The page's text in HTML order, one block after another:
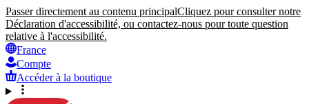
Passer directement au contenu principalCliquez pour consulter notre
Déclaration d'accessibilité, ou contactez-nous pour toute question
relative à l'accessibilité.
France
Compte
Accéder à la boutique